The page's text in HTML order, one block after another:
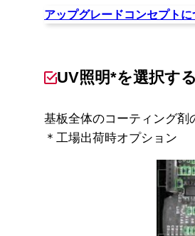
アップグレードコンセプト
UV照明*を選択す
基板全体のコーティング
＊工場出荷時オプション